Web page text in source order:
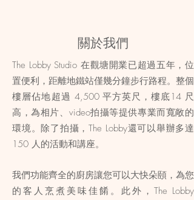
關於我們
The Lobby Studio 在觀塘開業已超過五年，位
置便利，距離地鐵站僅幾分鐘步行路程。整個
樓層佔地​​超過 4,500 平方英尺，樓底14 尺
高，為相片、video拍攝等提供專業而寬敞的
環境。除了拍攝，The Lobby還可以舉辦多達
150 人的活動和講座。
我們功能齊全的廚房讓您可以大快朵頤，為您
的客人烹煮美味佳餚。此外， The Lobby